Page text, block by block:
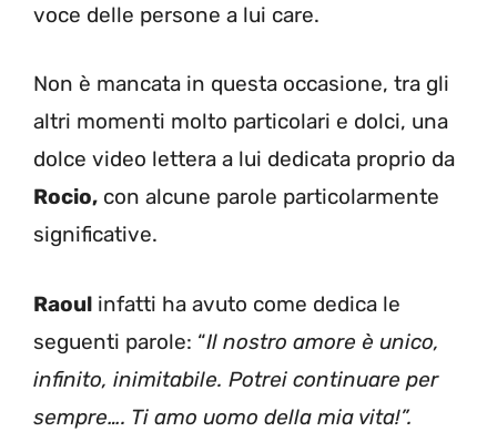
voce delle persone a lui care.
Non è mancata in questa occasione, tra gli
altri momenti molto particolari e dolci, una
dolce video lettera a lui dedicata proprio da
Rocio, con alcune parole particolarmente
significative.
Raoul infatti ha avuto come dedica le
seguenti parole: “Il nostro amore è unico,
infinito, inimitabile. Potrei continuare per
sempre…. Ti amo uomo della mia vita!”.